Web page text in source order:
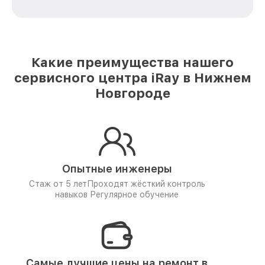
Какие преимущества нашего
сервисного центра iRay в Нижнем
Новгороде
Опытные инженеры
Стаж от 5 лет Проходят жёсткий контроль
навыков Регулярное обучение